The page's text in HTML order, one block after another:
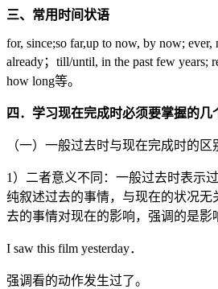
三、常用时间状语
for, since;so far,up to now, by now; ever,
already；till/until, in the past few
how long等。
四．学习现在完成时必须要掌握的几
（一）一般过去时与现在完成时的区
1）二者意义不同：一般过去时表示
纯叙述过去的事情，与现在的状况无
去的事情对现在的影响，强调的是影
I saw this film yesterday．
强调看的动作发生过了。